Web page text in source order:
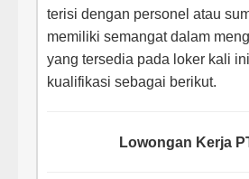
terisi dengan personel atau
memiliki semangat dalam
yang tersedia pada loker kali
kualifikasi sebagai berikut.
Lowongan Kerja